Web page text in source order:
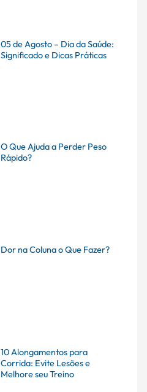
05 de Agosto – Dia da Saúde:
Significado e Dicas Práticas
O Que Ajuda a Perder Peso
Rápido?
Dor na Coluna o Que Fazer?
10 Alongamentos para
Corrida: Evite Lesões e
Melhore seu Treino